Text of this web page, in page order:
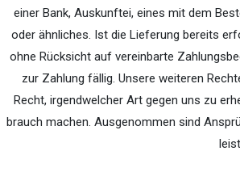
einer Bank, Auskunftei, eines mit dem
oder ähnliches. Ist die Lieferung bereits
ohne Rücksicht auf vereinbarte
zur Zahlung fällig. Unsere weiteren
Recht, irgendwelcher Art gegen uns zu
brauch machen. Ausgenommen sind